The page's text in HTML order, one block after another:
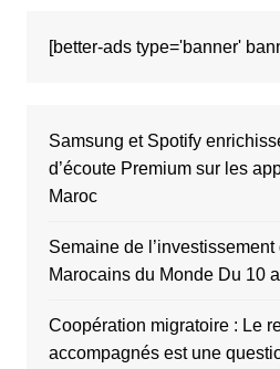
[better-ads type='banner'
Samsung et Spotify
d’écoute Premium sur les
Maroc
Semaine de
Marocains du Monde Du 10
Coopération migratoire : Le
accompagnés est une